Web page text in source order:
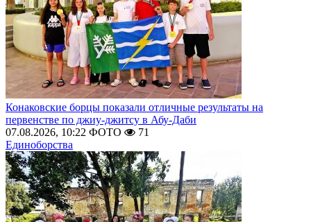
Конаковские борцы показали отличные результаты на
первенстве по джиу-джитсу в Абу-Даби
07.08.2026, 10:22 ФОТО
71
Единоборства